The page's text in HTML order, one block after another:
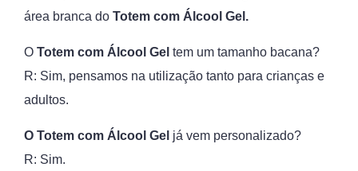
área branca do Totem com Álcool Gel.
O Totem com Álcool Gel tem um tamanho bacana?
R: Sim, pensamos na utilização tanto para crianças e
adultos.
O Totem com Álcool Gel já vem personalizado?
R: Sim.